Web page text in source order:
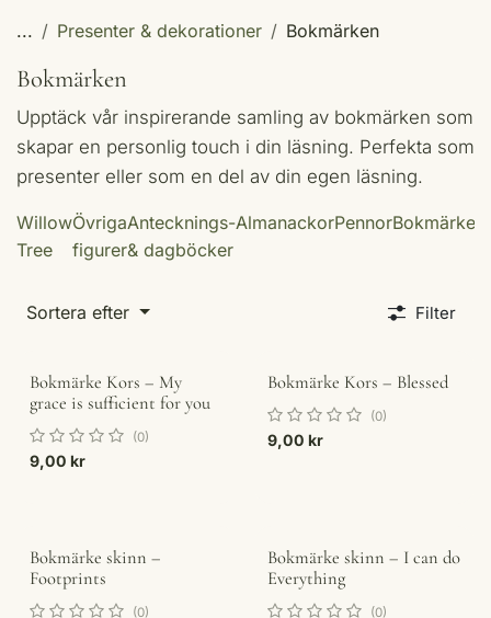
... Presenter & dekorationer Bokmärken
Bokmärken
Upptäck vår inspirerande samling av bokmärken som
skapar en personlig touch i din läsning. Perfekta som
presenter eller som en del av din egen läsning.
Willow
Tree
Övriga
figurer
Antecknings-
& dagböcker
AlmanackorPennorBokmärken
Sortera efter Filter
Bokmärke Kors – My
grace is sufficient for you
(0)
9,00 kr
Bokmärke Kors – Blessed
(0)
9,00 kr
Bokmärke skinn –
Footprints
(0)
Bokmärke skinn – I can do
Everything
(0)